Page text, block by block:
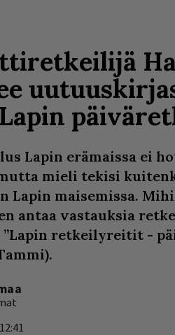
Lapin erämaissa ei
mieli tekisi
Lapin maisemissa.
antaa vastauksia
”Lapin retkeilyreitit -